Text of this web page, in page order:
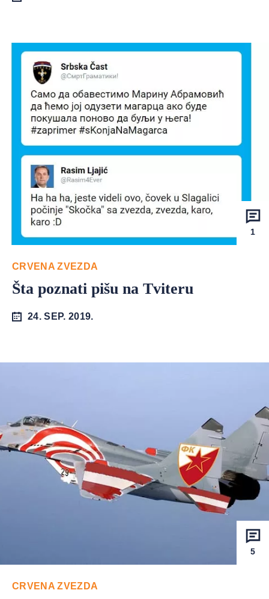
1
CRVENA ZVEZDA
Šta poznati pišu na Tviteru
24. SEP. 2019.
5
CRVENA ZVEZDA